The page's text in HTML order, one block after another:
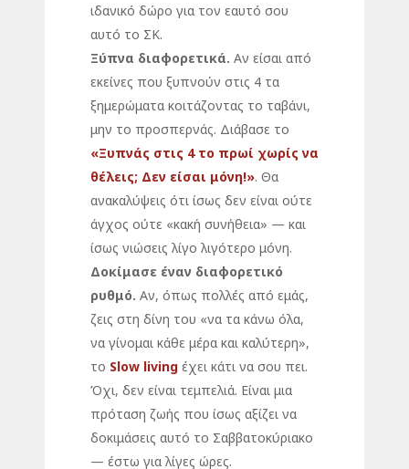
ιδανικό δώρο για τον εαυτό σου
αυτό το ΣΚ.
Ξύπνα διαφορετικά. Αν είσαι από
εκείνες που ξυπνούν στις 4 τα
ξημερώματα κοιτάζοντας το ταβάνι,
μην το προσπερνάς. Διάβασε το
«Ξυπνάς στις 4 το πρωί χωρίς να
θέλεις; Δεν είσαι μόνη!». Θα
ανακαλύψεις ότι ίσως δεν είναι ούτε
άγχος ούτε «κακή συνήθεια» — και
ίσως νιώσεις λίγο λιγότερο μόνη.
Δοκίμασε έναν διαφορετικό
ρυθμό. Αν, όπως πολλές από εμάς,
ζεις στη δίνη του «να τα κάνω όλα,
να γίνομαι κάθε μέρα και καλύτερη»,
το Slow living έχει κάτι να σου πει.
Όχι, δεν είναι τεμπελιά. Είναι μια
πρόταση ζωής που ίσως αξίζει να
δοκιμάσεις αυτό το Σαββατοκύριακο
— έστω για λίγες ώρες.